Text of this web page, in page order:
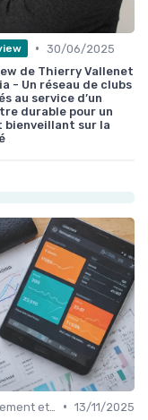
• 30/06/2025
de Thierry Vallenet
- Un réseau de clubs
au service d’un
durable pour un
bienveillant sur la
• 13/11/2025